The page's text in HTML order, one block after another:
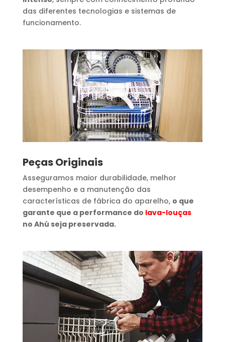
das diferentes tecnologias e sistemas de
funcionamento.
Peças Originais
Asseguramos maior durabilidade, melhor
desempenho e a manutenção das
características de fábrica do aparelho, o que
garante que a performance do lava-louças
no Ahú seja preservada.